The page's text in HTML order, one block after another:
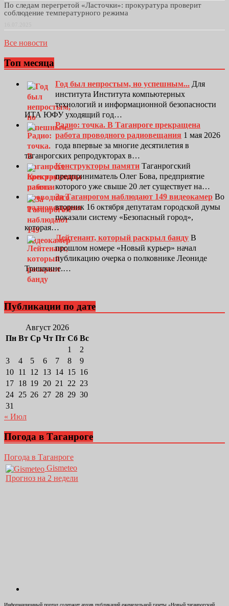
По следам перегретой «Ласточки»: прокуратура проверит
соблюдение температурного режима
Все новости
Топ месяца
Год был непростым, но успешным... Для
института Института компьютерных
технологий и информационной безопасности
ИТА ЮФУ уходящий год…
Радио: точка. В Таганроге прекращена
работа проводного радиовещания 1 мая 2026
года впервые за многие десятилетия в
таганрогских репродукторах в…
Конструкторы памяти Таганрогский
предприниматель Олег Бова, предприятие
которого уже свыше 20 лет существует на…
За Таганрогом наблюдают 149 видеокамер Во
вторник 16 октября депутатам городской думы
показали систему «Безопасный город»,
которая…
Лейтенант, который раскрыл банду В
прошлом номере «Новый курьер» начал
публикацию очерка о полковнике Леониде
Тришкине.…
Публикации по дате
Август 2026
Пн Вт Ср Чт Пт Сб Вс
1
2
3
4 5 6 7 8
9
10 11 12 13 14 15 16
17 18 19 20 21 22 23
24 25 26 27 28 29 30
31
« Июл
Погода в Таганроге
Погода в Таганроге
Gismeteo
Прогноз на 2 недели
Информационный портал содержит архив публикаций еженедельной газеты «Новый таганрогский